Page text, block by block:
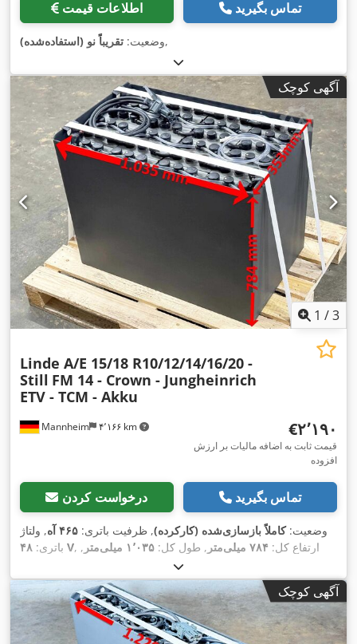
اطلاعات قیمت تماس بگیرید
وضعیت: تقریباً نو (استفاده‌شده) ,
آگهی کوچک
1 /3
Mannheim ۴٬۱۶۶ km
Linde A/E 15/18 R10/12/14/16/20 -
Still FM 14 - Crown - Jungheinrich
ETV - TCM - Akku
‎€۲٬۱۹۰
قیمت ثابت به اضافه مالیات بر ارزش
افزوده
درخواست کردن تماس بگیرید
وضعیت:کاملاً بازسازی‌شده (کارکرده), ظرفیت باتری: ۴۶۵ آه
, ولتاژ
باتری: ۴۸ V , ارتفاع کل: ۷۸۴ میلی‌متر , طول کل: ۱٬۰۳۵ میلی‌متر
,
آگهی کوچک